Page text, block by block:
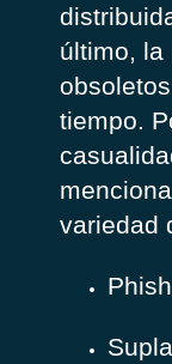
último, la
tiempo.
variedad